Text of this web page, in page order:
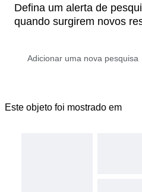
Defina um alerta de
quando surgirem novos
Este objeto foi mostrado em